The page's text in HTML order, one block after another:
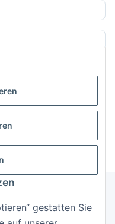
gestatten Sie